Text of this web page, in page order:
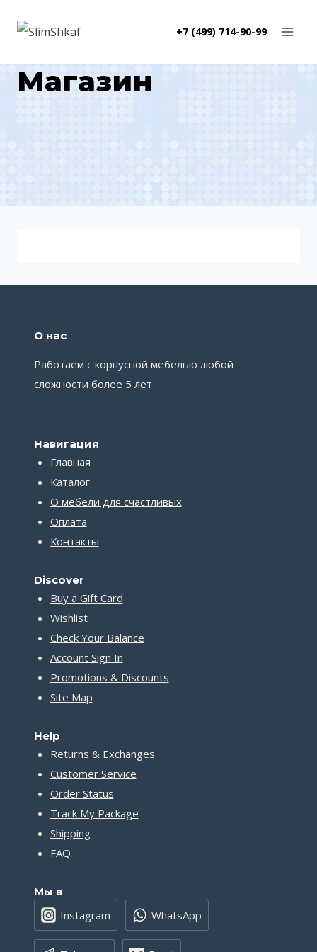
+7 (499) 714-90-99
Магазин
О нас
Работаем с корпусной мебелью любой
сложности более 5 лет
Навигация
Главная
Каталог
О мебели для счастливых
Оплата
Контакты
Discover
Buy a Gift Card
Wishlist
Check Your Balance
Account Sign In
Promotions & Discounts
Site Map
Help
Returns & Exchanges
Customer Service
Order Status
Track My Package
Shipping
FAQ
Мы в
Instagram WhatsApp